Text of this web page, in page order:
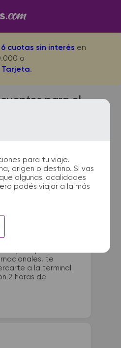
6 cuotas sin interés en
o
Tarjeta.
para tu viaje.
origen o destino. Si vas
algunas localidades
podés viajar a la más
para el
Renanco
anticipación
en la
es
te
a la terminal
2 horas de